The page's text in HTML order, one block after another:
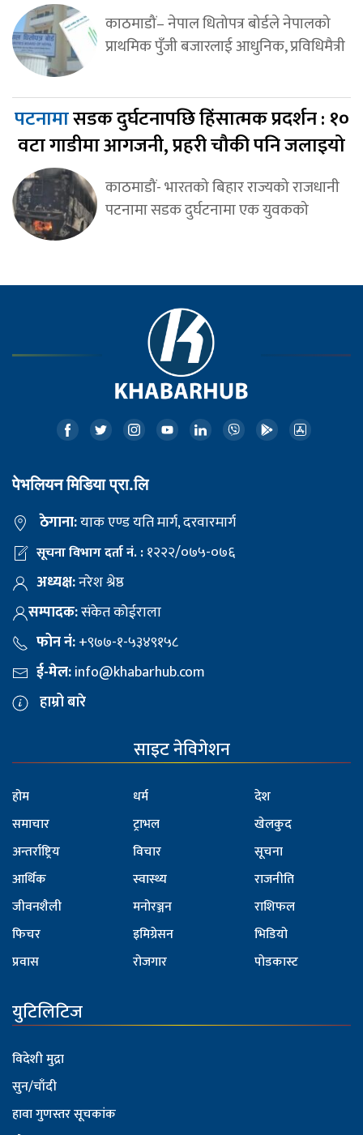
काठमाडौं– नेपाल धितोपत्र बोर्डले नेपालको
प्राथमिक पुँजी बजारलाई आधुनिक, प्रविधिमैत्री
पटनामासडक दुर्घटनापछि हिंसात्मक प्रदर्शन : १०
वटा गाडीमा आगजनी, प्रहरी चौकी पनि जलाइयो
काठमाडौं- भारतको बिहार राज्यको राजधानी
पटनामा सडक दुर्घटनामा एक युवकको
पेभलियन मिडिया प्रा.लि
ठेगाना:याक एण्ड यति मार्ग, दरवारमार्ग
सूचना विभाग दर्ता नं. :१२२२/०७५-०७६
अध्यक्ष:नरेश श्रेष्ठ
सम्पादक:संकेत कोईराला
फोन नं:+९७७-१-५३४९१५८
ई-मेल:info@khabarhub.com
हाम्रो बारे
साइट नेविगेशन
होम
समाचार
अन्तर्राष्ट्रिय
आर्थिक
जीवनशैली
फिचर
प्रवास
धर्म
ट्राभल
विचार
स्वास्थ्य
मनोरञ्जन
इमिग्रेसन
रोजगार
देश
खेलकुद
सूचना
राजनीति
राशिफल
भिडियो
पोडकास्ट
युटिलिटिज
विदेशी मुद्रा
सुन/चाँदी
हावा गुणस्तर सूचकांक